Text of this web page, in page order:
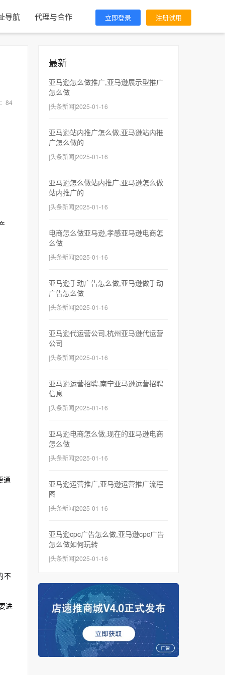
导航 代理与合作 立即登录 注册试用
84
通
不
进
最新
亚马逊怎么做推广,亚马逊展示型推广
怎么做
[头条新闻]2025-01-16
亚马逊站内推广怎么做,亚马逊站内推
广怎么做的
[头条新闻]2025-01-16
亚马逊怎么做站内推广,亚马逊怎么做
站内推广的
[头条新闻]2025-01-16
电商怎么做亚马逊,孝感亚马逊电商怎
么做
[头条新闻]2025-01-16
亚马逊手动广告怎么做,亚马逊做手动
广告怎么做
[头条新闻]2025-01-16
亚马逊代运营公司,杭州亚马逊代运营
公司
[头条新闻]2025-01-16
亚马逊运营招聘,南宁亚马逊运营招聘
信息
[头条新闻]2025-01-16
亚马逊电商怎么做,现在的亚马逊电商
怎么做
[头条新闻]2025-01-16
亚马逊运营推广,亚马逊运营推广流程
图
[头条新闻]2025-01-16
亚马逊cpc广告怎么做,亚马逊cpc广告
怎么做如何玩转
[头条新闻]2025-01-16